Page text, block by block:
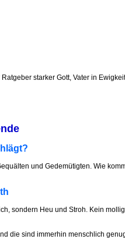
starker Gott, Vater in
und Gedemütigten. Wie
sondern Heu und Stroh. Kein
die sind immerhin menschlich